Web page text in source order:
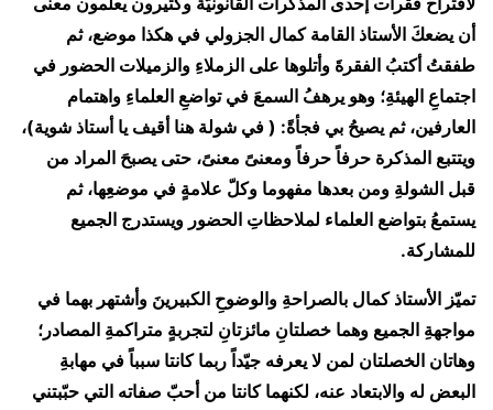
أن يضعكَ الأستاذ القامة كمال الجزولي في هكذا موضع، ثم
طفقتُ أكتبُ الفقرةَ وأتلوها على الزملاءِ والزميلات الحضور في
اجتماعِ الهيئةِ؛ وهو يرهفُ السمعَ في تواضعِ العلماءِ واهتمام
العارفين، ثم يصيحُ بي فجأةً: ( في شولة هنا أقيف يا أستاذ شوية)،
ويتتبع المذكرة حرفاً حرفاً ومعنىً معنىً، حتى يصبحَ المراد من
قبل الشولةِ ومن بعدها مفهوما وكلّ علامةٍ في موضعِها، ثم
يستمعُ بتواضع العلماء لملاحظاتِ الحضور ويستدرج الجميع
للمشاركة.
تميّز الأستاذ كمال بالصراحةِ والوضوحِ الكبيرينَ وأشتهر بهما في
مواجهةِ الجميع وهما خصلتانِ مائزتانِ لتجربةٍ متراكمةِ المصادر؛
وهاتان الخصلتان لمن لا يعرفه جيّداً ربما كانتا سبباً في مهابةِ
البعض له والابتعاد عنه، لكنهما كانتا من أحبّ صفاته التي حبّبتني